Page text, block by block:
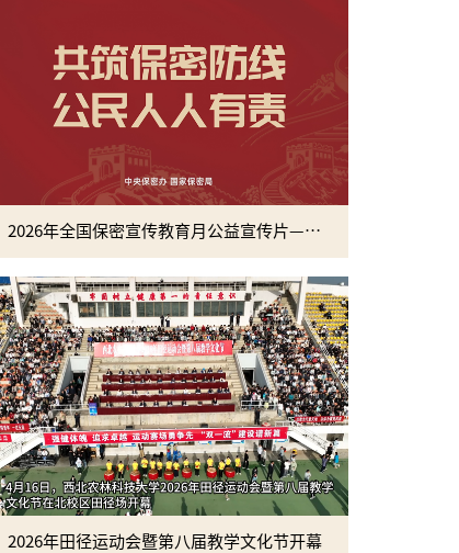
2026年全国保密宣传教育月公益宣传片—方寸之间
2026年田径运动会暨第八届教学文化节开幕